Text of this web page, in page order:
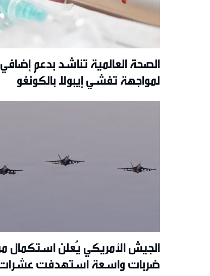
الصحة العالمية تناشد بدعم إضافي
لمواجهة تفشي إيبولا بالكونغو
الجيش الأمريكي يُعلن استكمال
ضربات واسعة استهدفت